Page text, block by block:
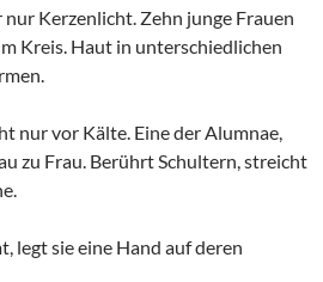
Kerzenlicht. Zehn junge Frauen
Kreis. Haut in unterschiedlichen
nur vor Kälte. Eine der Alumnae,
zu Frau. Berührt Schultern, streicht
legt sie eine Hand auf deren